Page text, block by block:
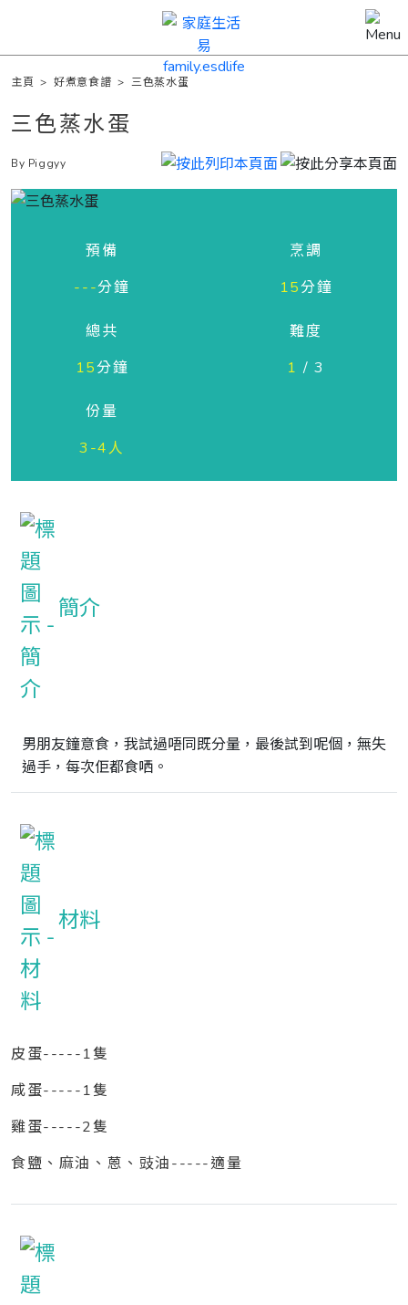
主頁 >好煮意食譜 >三色蒸水蛋
三色蒸水蛋
By Piggyy
預備
---分鐘
烹調
15分鐘
總共
15分鐘
難度
1 / 3
份量
3-4人
簡介
男朋友鐘意食，我試過唔同既分量，最後試到呢個，無失
過手，每次佢都食哂。
材料
皮蛋-----1隻
咸蛋-----1隻
雞蛋-----2隻
食鹽、麻油、蒽、豉油-----適量